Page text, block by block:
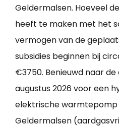
Geldermalsen. Hoeveel
heeft te maken met het
vermogen van de
subsidies beginnen bij
€3750. Benieuwd naar
augustus 2026 voor een
elektrische
Geldermalsen